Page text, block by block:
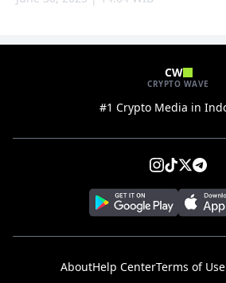
CW
CRYPTO WAVE
#1 Crypto Media in
AboutHelp CenterTerms of Use